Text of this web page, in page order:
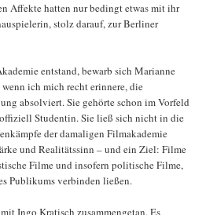
Affekte hatten nur bedingt etwas mit ihr
stolz darauf, zur Berliner
entstand, bewarb sich Marianne
ich mich recht erinnere, die
absolviert. Sie gehörte schon im Vorfeld
Studentin. Sie ließ sich nicht in die
der damaligen Filmakademie
und Realitätssinn – und ein Ziel: Filme
Filme und insofern politische Filme,
Publikums verbinden ließen.
Ingo Kratisch zusammengetan. Es